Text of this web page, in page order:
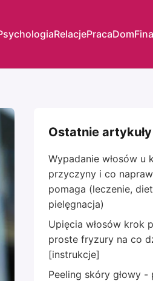
RelacjePracaDom
Ostatnie artykuły
Wypadanie włosów u
przyczyny i co
pomaga (leczenie,
pielęgnacja)
Upięcia włosów krok
proste fryzury na co
[instrukcje]
Peeling skóry głowy -